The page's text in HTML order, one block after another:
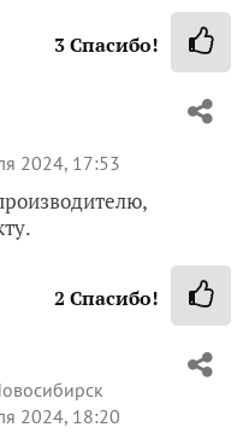
3Спасибо!
2024, 17:53
2 Спасибо!
2024, 18:20